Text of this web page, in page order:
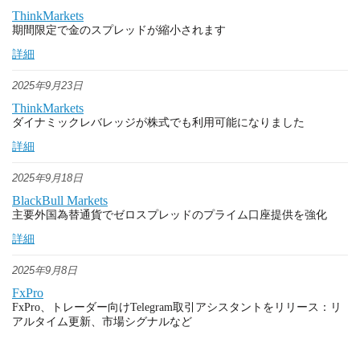
ThinkMarkets
期間限定で金のスプレッドが縮小されます
詳細
2025年9月23日
ThinkMarkets
ダイナミックレバレッジが株式でも利用可能になりました
詳細
2025年9月18日
BlackBull Markets
主要外国為替通貨でゼロスプレッドのプライム口座提供を強化
詳細
2025年9月8日
FxPro
FxPro、トレーダー向けTelegram取引アシスタントをリリース：リ
アルタイム更新、市場シグナルなど